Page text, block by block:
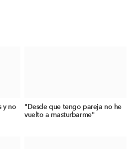
y no
"Desde que tengo pareja no he
vuelto a masturbarme"